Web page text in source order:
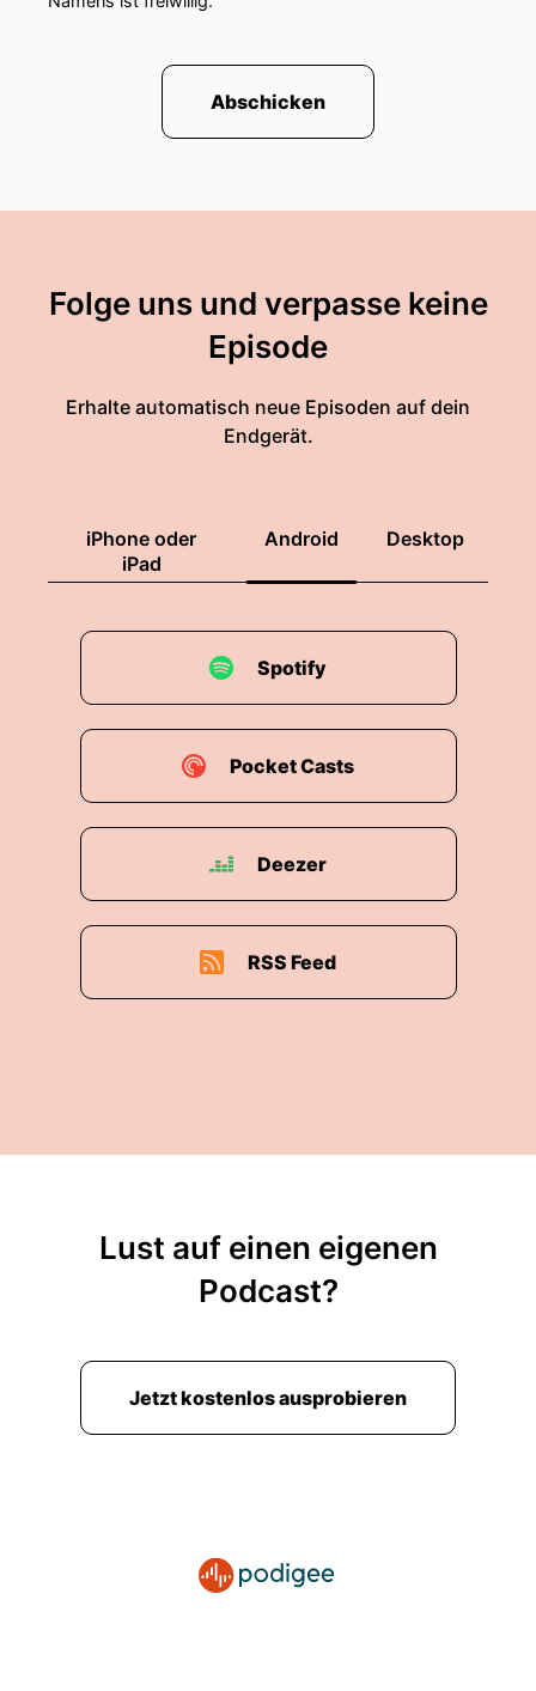
Abschicken
Folge uns und verpasse keine
Episode
Erhalte automatisch neue Episoden auf dein
Endgerät.
iPhone oder
iPad
Android Desktop
Spotify
Pocket Casts
Deezer
RSS Feed
Lust auf einen eigenen
Podcast?
Jetzt kostenlos ausprobieren